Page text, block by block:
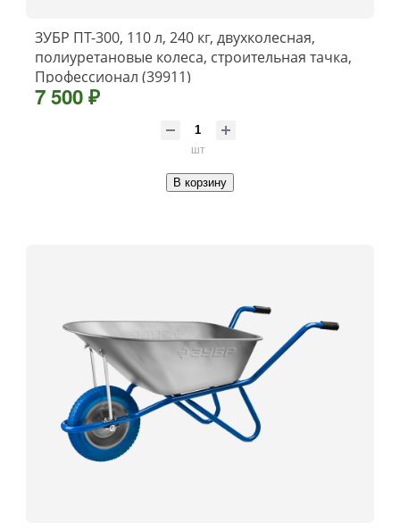
ЗУБР ПТ-300, 110 л, 240 кг, двухколесная,
полиуретановые колеса, строительная тачка,
Профессионал (39911)
7 500 ₽
шт
В корзину